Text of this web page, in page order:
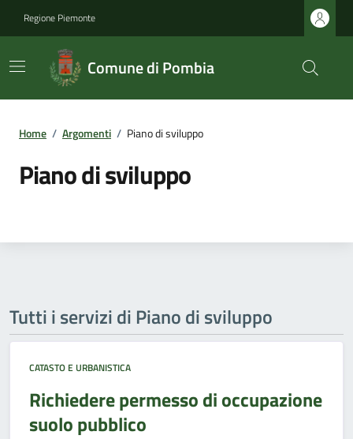
Regione Piemonte
Comune di Pombia
Home / Argomenti / Piano di sviluppo
Piano di sviluppo
Tutti i servizi di Piano di sviluppo
CATASTO E URBANISTICA
Richiedere permesso di occupazione
suolo pubblico